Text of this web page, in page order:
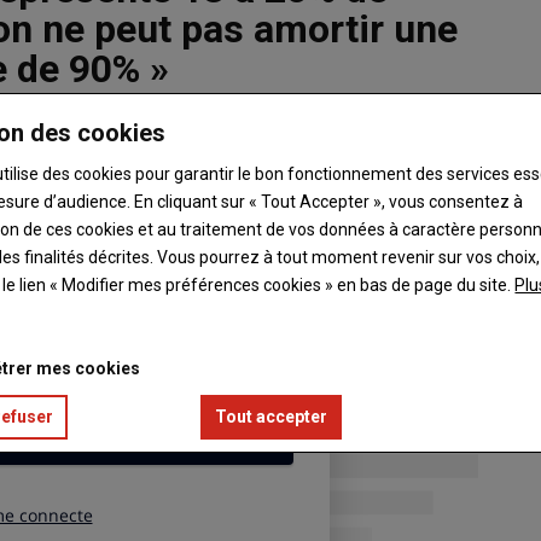
ne peut pas amortir une
90% »
très fortement les entreprises de travaux
place une indexation carburant sur les
de la FNEDT et Frédéric Jan, vice-président.
des cookies
des cookies pour garantir le bon fonctionnement des services
d’audience. En cliquant sur « Tout Accepter », vous consentez à
de ces cookies et au traitement de vos données à caractère
finalités décrites. Vous pourrez à tout moment revenir sur vos
lien « Modifier mes préférences cookies » en bas de page du site.
mes cookies
Tout accepter